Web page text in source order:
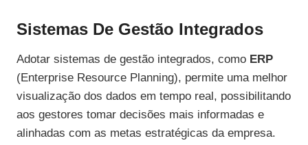
Sistemas De Gestão Integrados
Adotar sistemas de gestão integrados, como ERP
(Enterprise Resource Planning), permite uma melhor
visualização dos dados em tempo real, possibilitando
aos gestores tomar decisões mais informadas e
alinhadas com as metas estratégicas da empresa.